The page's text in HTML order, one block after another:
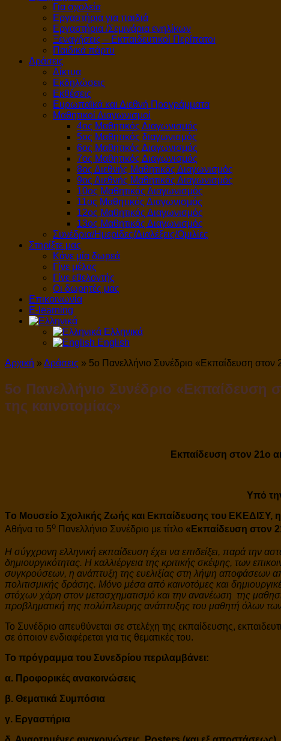
Για σχολεία
Εργαστήρια για παιδιά
Εργαστήρια /Σεμινάρια ενηλίκων
Ξεναγήσεις – Εκπαιδευτικοί Περίπατοι
Παιδικά πάρτυ
Δράσεις
Δίκτυα
Εκδηλώσεις
Εκθέσεις
Ευρωπαϊκά και Διεθνή Προγράμματα
Μαθητικοί Διαγωνισμοί
4ος Μαθητικός Διαγωνισμός
5ος Μαθητικός διαγωνισμός
6ος Μαθητικός Διαγωνισμός
7ος Μαθητικός Διαγωνισμός
8ος Διεθνής Μαθητικός Διαγωνισμός
9ος Διεθνής Μαθητικός Διαγωνισμός
10ος Μαθητικός Διαγωνισμός
11ος Μαθητικός Διαγωνισμός
12ος Μαθητικός Διαγωνισμός
13ος Μαθητικός Διαγωνισμός
Συνέδρια/Ημερίδες/Διαλέξεις/Ομιλίες
Στηρίξτε μας
Κάνε μία δωρεά
Γίνε μέλος
Γίνε εθελοντής
Οι δωρητές μας
Επικοινωνία
E-learning
Ελληνικά
English
Αρχική » Δράσεις » 5ο Πανελλήνιο Συνέδριο «Εκπαίδευση στον
5ο Πανελλήνιο Συνέδριο «Εκπαίδευση
της καινοτομίας»
Εκπαίδευση στον 21ο
Υπό
Tο Μουσείο Σχολικής Ζωής και Εκπαίδευσης του ΕΚΕΔΙΣΥ, η
Αθήνα το 5ο Πανελλήνιο Συνέδριο με τίτλο « Εκπαίδευση στον
Η σύγχρονη ελληνική εκπαίδευση έχει να επιδείξει, παρά την
δημιουργικότητας. Η καλλιέργεια της κριτικής σκέψης, των
συγκρούσεων, η ανάπτυξη της ευελιξίας στη λήψη αποφάσεων
πολιτισμικής δράσης. Μόνο μέσα από καινοτόμες και
στόχων χάρη στον μετασχηματισμό και την ανανέωση της
προβληματική της πολύπλευρης ανάπτυξης του μαθητή όλων των
Το Συνέδριο απευθύνεται σε στελέχη της εκπαίδευσης,
σε όποιον ενδιαφέρεται για τις θεματικές του.
Το πρόγραμμα του Συνεδρίου περιλαμβάνει:
α. Προφορικές ανακοινώσεις
β. Θεματικά Συμπόσια
γ. Εργαστήρια